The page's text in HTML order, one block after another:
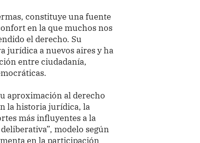
constituye una fuente
en la que muchos nos
el derecho. Su
jurídica a nuevos aires y ha
entre ciudadanía,
aproximación al derecho
la historia jurídica, la
más influyentes a la
modelo según
en la participación